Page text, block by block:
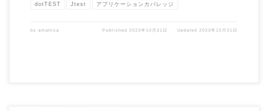
dotTEST Jtest アプリケーションカバレッジ
by amahisa Published2023年10月31日 Updated2023年10月31日